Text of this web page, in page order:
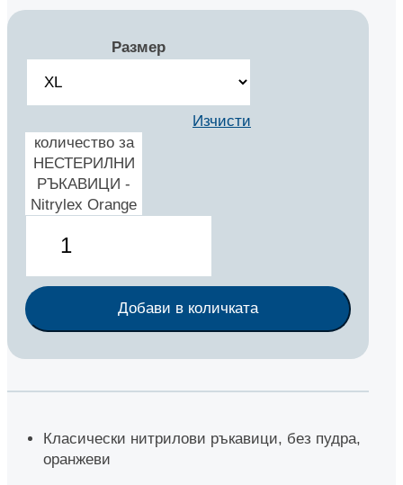
Размер
Изчисти
количество за
НЕСТЕРИЛНИ
РЪКАВИЦИ -
Nitrylex Orange
Добави в количката
Класически нитрилови ръкавици, без пудра,
оранжеви